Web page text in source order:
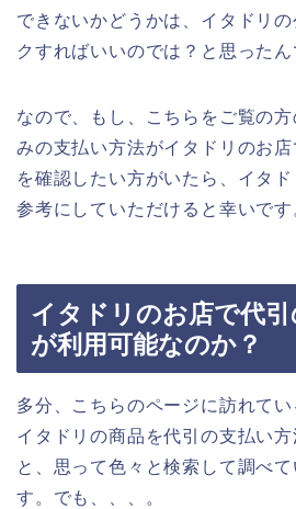
できないかどうかは、イタドリ
クすればいいのでは？と思ったん
なので、もし、こちらをご覧の
みの支払い方法がイタドリのお
を確認したい方がいたら、イタ
参考にしていただけると幸いです
イタドリのお店で代
が利用可能なのか？
多分、こちらのページに訪れてい
イタドリの商品を代引の支払い方
と、思って色々と検索して調べ
す。でも、、、。